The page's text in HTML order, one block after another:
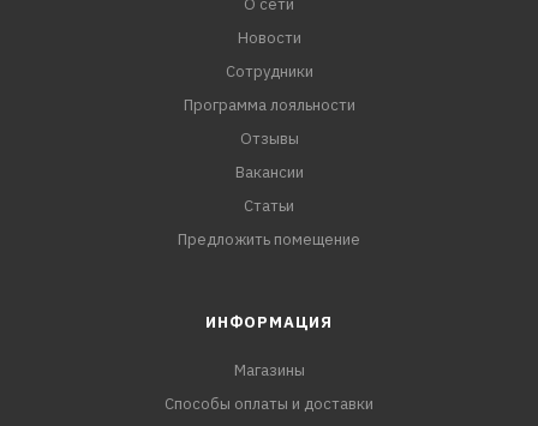
О сети
Новости
Сотрудники
Программа лояльности
Отзывы
Вакансии
Статьи
Предложить помещение
ИНФОРМАЦИЯ
Магазины
Способы оплаты и доставки